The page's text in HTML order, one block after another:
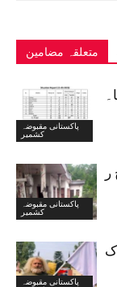
متعلقہ مضامین
پاکستانی مقبوضہ
کشمیر
پاکستانی مقبوضہ
کشمیر
پاکستانی مقبوضہ